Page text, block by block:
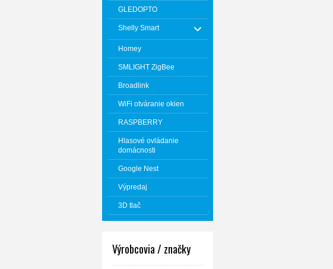
GLEDOPTO
Shelly Smart
Homey
SMLIGHT ZigBee
Broadlink
WiFi otváranie okien
RASPBERRY
Hlasové ovládanie
domácnosti
Google Nest
Výpredaj
3D tlač
Výrobcovia / značky